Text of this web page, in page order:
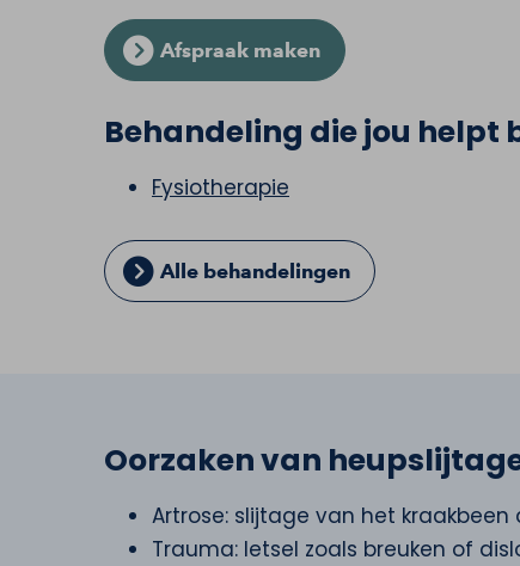
Afspraak maken
Behandeling die jou helpt
Fysiotherapie
Alle behandelingen
Oorzaken van
Artrose: slijtage van het kraakbeen
Trauma: letsel zoals breuken of